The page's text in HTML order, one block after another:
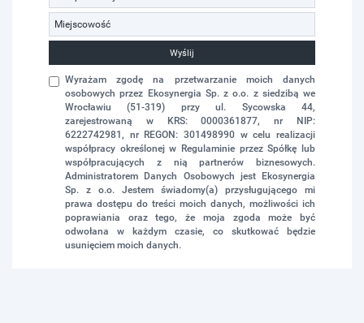
Wyślij
Wyrażam zgodę na przetwarzanie moich danych
osobowych przez Ekosynergia Sp. z o.o. z siedzibą we
Wrocławiu (51-319) przy ul. Sycowska 44,
zarejestrowaną w KRS: 0000361877, nr NIP:
6222742981, nr REGON: 301498990 w celu realizacji
współpracy określonej w Regulaminie przez Spółkę lub
współpracujących z nią partnerów biznesowych.
Administratorem Danych Osobowych jest Ekosynergia
Sp. z o.o. Jestem świadomy(a) przysługującego mi
prawa dostępu do treści moich danych, możliwości ich
poprawiania oraz tego, że moja zgoda może być
odwołana w każdym czasie, co skutkować będzie
usunięciem moich danych.